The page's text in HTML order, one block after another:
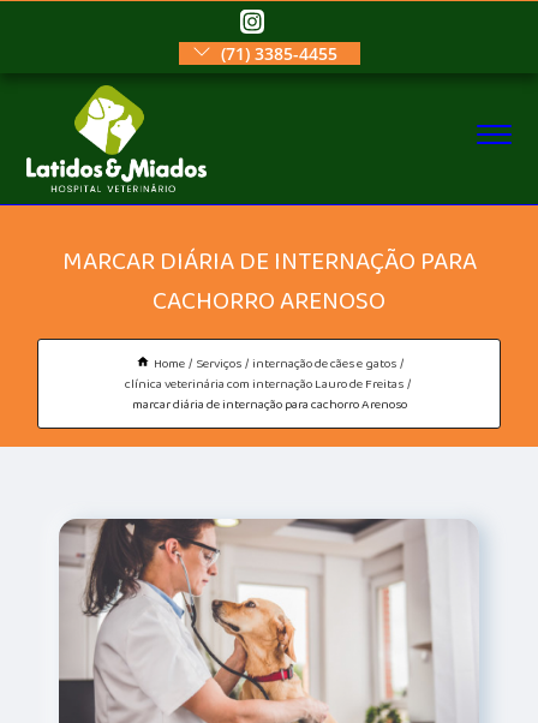
(71) 3385-4455
MARCAR DIÁRIA DE INTERNAÇÃO PARA
CACHORRO ARENOSO
Home Serviços
internação de cães e gatos
clínica veterinária com internação Lauro de Freitas
marcar diária de internação para cachorro Arenoso